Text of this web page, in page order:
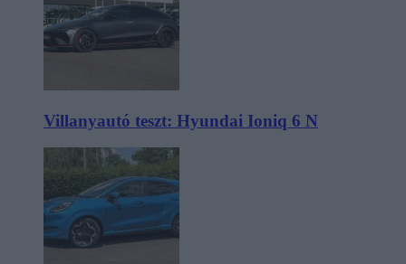
Villanyautó teszt: Hyundai Ioniq 6 N